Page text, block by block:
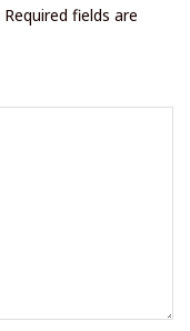
Required fields are